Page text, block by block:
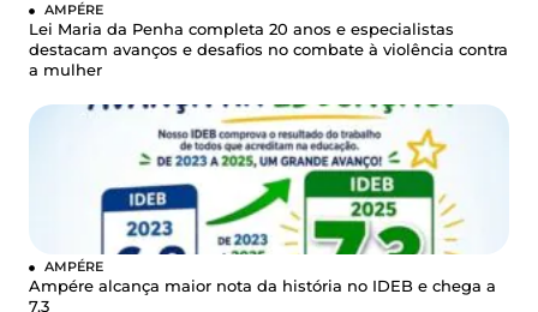
AMPÉRE
Lei Maria da Penha completa 20 anos e especialistas
destacam avanços e desafios no combate à violência contra
a mulher
AMPÉRE
Ampére alcança maior nota da história no IDEB e chega a
7,3